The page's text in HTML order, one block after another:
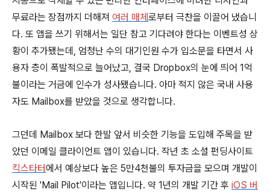
무료라는 장점까지 더해져 여러 매체로부터 극찬을 이끌어 냈습니
다. 또 앱을 쓰기 위해서는 일단 참고 기다려야 한다는 이벤트성 상
황이 추가됐는데, 엄청난 수의 대기인원 수가 입소문을 타면서 사
용자 층이 폭발적으로 늘어났고, 결국 Dropbox의 눈에 띄어 1억
불이라는 거금에 인수가 성사됐습니다. 아마 적지 않은 국내 사용
자도 Mailbox를 받았을 것으로 생각합니다.
그던데 Mailbox 보다 한발 앞서 비슷한 기능을 도입해 주목을 받
았던 이메일 클라이언트 앱이 있습니다. 작년 초 소셜 펀딩사이트
킥스타터에서 예상보다 높은 5만4천불의 투자금을 모으며 개발이
시작된 'Mail Pilot'이라는 앱입니다. 약 1년의 개발 기간 후 iOS 버